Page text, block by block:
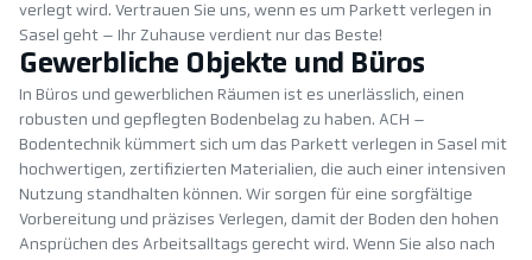
verlegt wird. Vertrauen Sie uns, wenn es um Parkett verlegen in
Sasel geht – Ihr Zuhause verdient nur das Beste!
Gewerbliche Objekte und Büros
In Büros und gewerblichen Räumen ist es unerlässlich, einen
robusten und gepflegten Bodenbelag zu haben. ACH –
Bodentechnik kümmert sich um das Parkett verlegen in Sasel mit
hochwertigen, zertifizierten Materialien, die auch einer intensiven
Nutzung standhalten können. Wir sorgen für eine sorgfältige
Vorbereitung und präzises Verlegen, damit der Boden den hohen
Ansprüchen des Arbeitsalltags gerecht wird. Wenn Sie also nach